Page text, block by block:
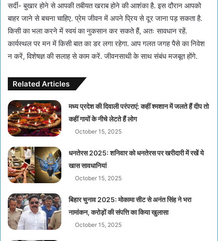
सर्दी- बुखार होने से आपकी तबीयत खराब होने की आशंका है. इस दौरान आपको
बाहर जाने से बचना चाहिए. प्रेम जीवन में अपने प्रिय से दूर जाना पड़ सकता है.
किसी का भला करने में स्वयं का नुकसान कर सकते हैं, अतः सावधान रहें.
कार्यस्थल पर मन में किसी बात का डर लगा रहेगा. आप गलत जगह पैसे का निवेश
न करें, विशेषज्ञ की सलाह से काम करें. जीवनसाथी के साथ संबंध मजबूत होंगे.
Related Articles
मध्य प्रदेश की दिवाली परंपराएं: कहीं श्मशान में जलते हैं दीप तो
कहीं गायों के नीचे लेटते हैं लोग
October 15, 2025
धनतेरस 2025: शनिवार को धनतेरस पर खरीदारी में रखें ये
खास सावधानियां
October 15, 2025
बिहार चुनाव 2025: मोकामा सीट से अनंत सिंह ने भरा
नामांकन, करोड़ों की संपत्ति का किया खुलासा
October 15, 2025